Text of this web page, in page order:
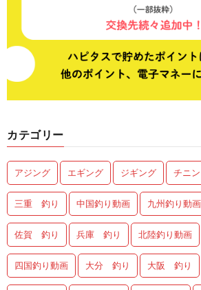
カテゴリー
アジング エギング ジギング チニ
三重 釣り 中国釣り動画 九州釣り動画
佐賀 釣り 兵庫 釣り 北陸釣り動画
四国釣り動画 大分 釣り 大阪 釣り